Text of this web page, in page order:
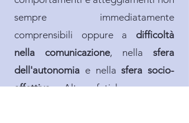
sempre immediatamente
comprensibili oppure a difficoltà
nella comunicazione, nella sfera
dell'autonomia e nellasfera socio-
affettiva. Altre fatiche possono